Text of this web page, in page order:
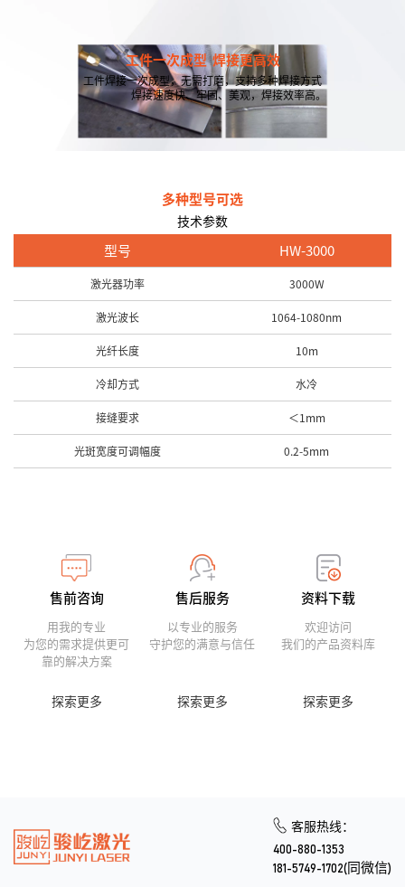
工件一次成型 焊接更高效
工件焊接一次成型，无需打磨，支持多种焊接方式
焊接速度快、牢固、美观，焊接效率高。
多种型号可选
技术参数
型号 HW-3000
激光器功率 3000W
激光波长 1064-1080nm
光纤长度 10m
冷却方式 水冷
接缝要求 ＜1mm
光斑宽度可调幅度 0.2-5mm
售前咨询
用我的专业
为您的需求提供更可
靠的解决方案
探索更多
售后服务
以专业的服务
守护您的满意与信任
探索更多
资料下载
欢迎访问
我们的产品资料库
探索更多
客服热线：
400-880-1353
181-5749-1702(同微信)